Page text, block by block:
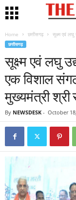
Home छत्तीसगढ़ सूक्ष्म एवं लघु
छत्तीसगढ़
सूक्ष्म एवं लघु
एक विशाल
मुख्यमंत्री श्री
By NEWSDESK - October